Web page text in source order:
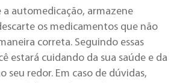
a automedicação, armazene
os medicamentos que não
correta. Seguindo essas
estará cuidando da sua saúde e da
seu redor. Em caso de dúvidas,